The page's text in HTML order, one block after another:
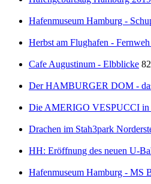
Hafenmuseum Hamburg -
Herbst am Flughafen - Fernweh
Cafe Augustinum - Elbblicke 82
Der HAMBURGER DOM -
Die AMERIGO VESPUCCI in
Drachen im Stah3park
HH: Eröffnung des neuen U-
Hafenmuseum Hamburg - MS